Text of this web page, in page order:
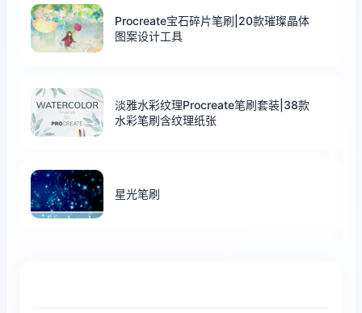
Procreate宝石碎片笔刷|20款璀璨晶体
图案设计工具
淡雅水彩纹理Procreate笔刷套装|38款
水彩笔刷含纹理纸张
星光笔刷